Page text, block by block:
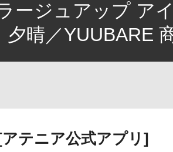
ージュアップ ア
夕晴／YUUBARE
テニア公式アプリ]